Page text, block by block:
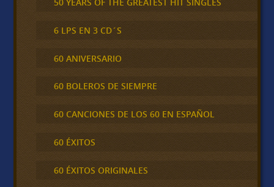
6 LPS EN 3 CD´S
60 ANIVERSARIO
60 BOLEROS DE SIEMPRE
60 CANCIONES DE LOS 60 EN ESPAÑOL
60 ÉXITOS
60 ÉXITOS ORIGINALES